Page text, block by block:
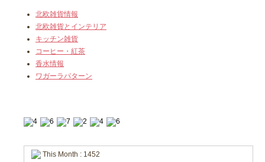
北欧雑貨情報
北欧雑貨とインテリア
キッチン雑貨
コーヒー・紅茶
香水情報
ワガーラパターン
This Month : 1452